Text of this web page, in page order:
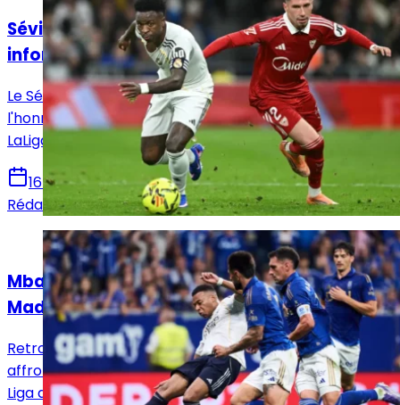
Séville - Real Madrid : Horaire, chaînes et
informations sur le match !
Le Séville FC reçoit ce dimanche le Real Madrid en
l'honneur de la 37e et avant-dernière journée de
LaLiga. Voici toutes les infos pour suivre la rencontre.
16 mai 2026
Rédaction Le Journal du Real
Actualités
Mbappé sur le banc : le XI titulaire du Real
Madrid face au Real Oviedo !
Retrouvez la composition officielle du Real Madrid pour
affronter le Real Oviedo en vue de la 36e journée de
Liga avec notamment le retour de Mbappé.